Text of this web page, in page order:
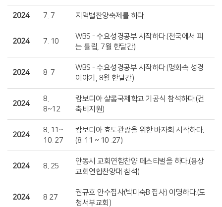
2024 7. 7 지역별찬양축제를 하다.
2024 7. 10
WBS - 수요성경공부 시작하다.(천국에서 피
는 튤립, 7월 한달간)
2024 8. 7
WBS - 수요성경공부 시작하다.(명화속 성경
이야기, 8월 한달간)
2024
8.
8~12
캄보디아 샬롬국제학교 기공식 참석하다.(건
축비지원)
2024
8. 11~
10. 27
캄보디아 효도관광을 위한 바자회 시작하다.
(8. 11 ~ 10 .27)
2024 8. 25
안동시 교회연합찬양 페스티벌을 하다.(용상
교회연합찬양대 참석)
2024 8 27
권규호 안수집사(박미숙B 집사) 이명하다.(도
청서부교회)